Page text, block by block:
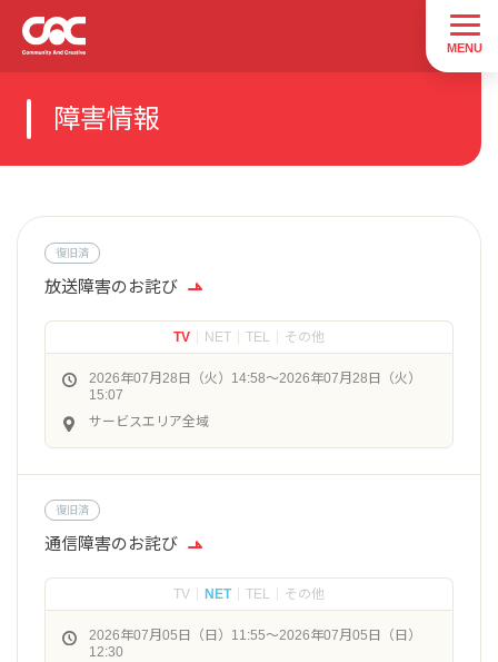
障害情報
復旧済
TV NET TEL その他
放送障害のお詫び
2026年07月28日（火）14:58〜2026年07月28日（火）
15:07
サービスエリア全域
復旧済
TV NET TEL その他
通信障害のお詫び
2026年07月05日（日）11:55〜2026年07月05日（日）
12:30